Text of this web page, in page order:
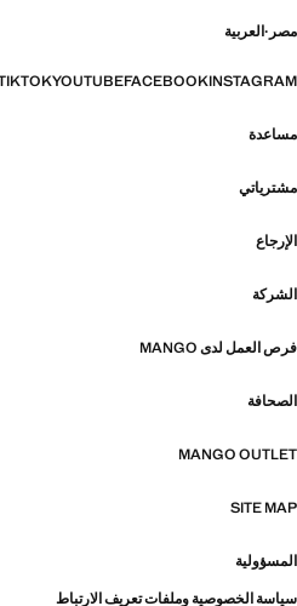
مصر ·العربية
INSTAGRAM
FACEBOOK
YOUTUBE
مساعدة
مشترياتي
الإرجاع
الشركة
فرص العمل لدى MANGO
الصحافة
MANGO OUTLET
SITE MAP
المسؤولية
سياسة الخصوصية وملفات تعريف الارتباط